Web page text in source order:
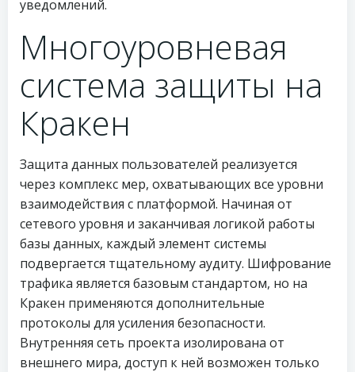
уведомлений.
Многоуровневая
система защиты на
Кракен
Защита данных пользователей реализуется
через комплекс мер, охватывающих все уровни
взаимодействия с платформой. Начиная от
сетевого уровня и заканчивая логикой работы
базы данных, каждый элемент системы
подвергается тщательному аудиту. Шифрование
трафика является базовым стандартом, но на
Кракен применяются дополнительные
протоколы для усиления безопасности.
Внутренняя сеть проекта изолирована от
внешнего мира, доступ к ней возможен только